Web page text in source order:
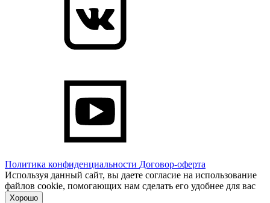
Политика конфиденциальности Договор-оферта
Используя данный сайт, вы даете согласие на использование
файлов cookie, помогающих нам сделать его удобнее для вас
Хорошо